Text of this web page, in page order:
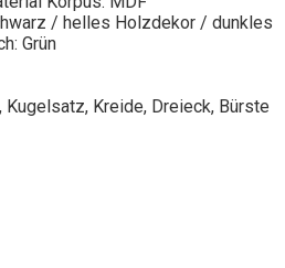
/ helles Holzdekor / dunkles
Grün
Kugelsatz, Kreide, Dreieck, Bürste